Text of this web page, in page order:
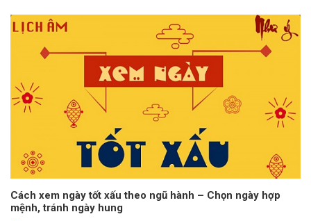
Cách xem ngày tốt xấu theo ngũ hành – Chọn ngày hợp
mệnh, tránh ngày hung